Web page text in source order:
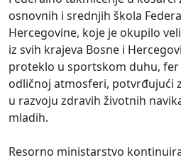
osnovnih i srednjih škola
Hercegovine, koje je okupilo
iz svih krajeva Bosne i
proteklo u sportskom duhu,
odličnoj atmosferi, potvrđujući
u razvoju zdravih životnih
mladih.
Resorno ministarstvo